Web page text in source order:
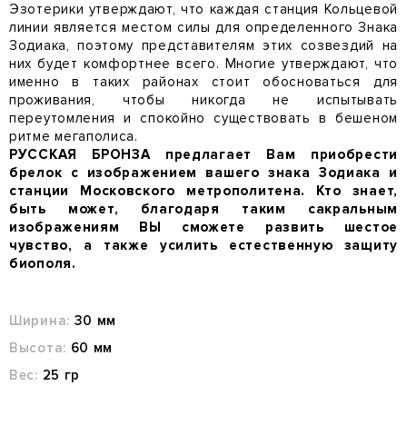
Эзотерики утверждают, что каждая станция Кольцевой
линии является местом силы для определенного Знака
Зодиака, поэтому представителям этих созвездий на
них будет комфортнее всего. Многие утверждают, что
именно в таких районах стоит обосноваться для
проживания, чтобы никогда не испытывать
переутомления и спокойно существовать в бешеном
ритме мегаполиса.
РУССКАЯ БРОНЗА предлагает Вам приобрести
брелок с изображением вашего знака Зодиака и
станции Московского метрополитена. Кто знает,
быть может, благодаря таким сакральным
изображениям ВЫ сможете развить шестое
чувство, а также усилить естественную защиту
биополя.
Ширина: 30 мм
Высота: 60 мм
Вес: 25 гр